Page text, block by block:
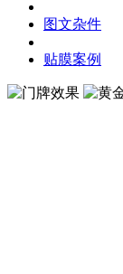
图文杂件
贴膜案例